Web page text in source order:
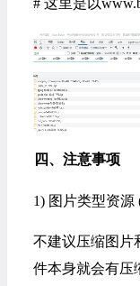
# 这里是以
四、注意事项
1) 图片类型资源
不建议压缩图片
件本身就会有压